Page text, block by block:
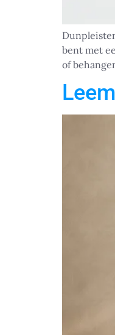
bent met
of